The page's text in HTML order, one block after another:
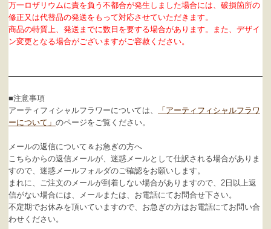
万一ロザリウムに責を負う不都合が発生しました場合には、破損箇所の
修正又は代替品の発送をもって対応させていただきます。
商品の特質上、発送までに数日を要する場合があります。また、デザイ
ン変更となる場合がございますがご容赦ください。
■注意事項
アーティフィシャルフラワーについては、
「アーティフィシャルフラワ
ーについて」 のページをご覧ください。
メールの返信について＆お急ぎの方へ
こちらからの返信メールが、迷惑メールとして仕訳される場合がありま
すので、迷惑メールフォルダのご確認をお願いします。
まれに、ご注文のメールが到着しない場合がありますので、2日以上返
信がない場合には、メールまたは、お電話にてお問合せ下さい。
不定期でお休みを頂いていますので、お急ぎの方はお電話にてお問い合
わせください。